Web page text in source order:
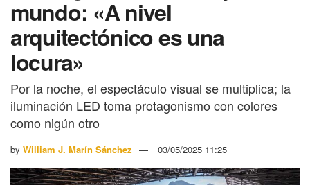
mundo: «A nivel
arquitectónico es una
locura»
Por la noche, el espectáculo visual se multiplica; la
iluminación LED toma protagonismo con colores
como nigún otro
by William J. Marín Sánchez 03/05/2025 11:25